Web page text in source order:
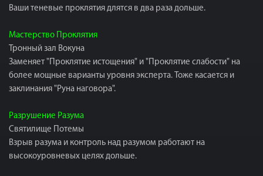
Ваши теневые проклятия длятся в два раза дольше.
Мастерство Проклятия
Тронный зал Вокуна
Заменяет "Проклятие истощения" и "Проклятие слабости" на
более мощные варианты уровня эксперта. Тоже касается и
заклинания "Руна наговора".
Разрушение Разума
Святилище Потемы
Взрыв разума и контроль над разумом работают на
высокоуровневых целях дольше.